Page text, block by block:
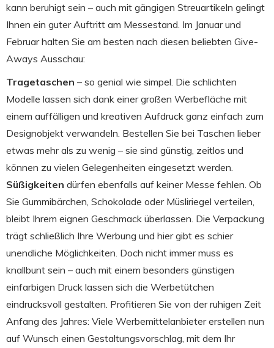
kann beruhigt sein – auch mit gängigen Streuartikeln gelingt
Ihnen ein guter Auftritt am Messestand. Im Januar und
Februar halten Sie am besten nach diesen beliebten Give-
Aways Ausschau:
Tragetaschen – so genial wie simpel. Die schlichten
Modelle lassen sich dank einer großen Werbefläche mit
einem auffälligen und kreativen Aufdruck ganz einfach zum
Designobjekt verwandeln. Bestellen Sie bei Taschen lieber
etwas mehr als zu wenig – sie sind günstig, zeitlos und
können zu vielen Gelegenheiten eingesetzt werden.
Süßigkeiten dürfen ebenfalls auf keiner Messe fehlen. Ob
Sie Gummibärchen, Schokolade oder Müsliriegel verteilen,
bleibt Ihrem eignen Geschmack überlassen. Die Verpackung
trägt schließlich Ihre Werbung und hier gibt es schier
unendliche Möglichkeiten. Doch nicht immer muss es
knallbunt sein – auch mit einem besonders günstigen
einfarbigen Druck lassen sich die Werbetütchen
eindrucksvoll gestalten. Profitieren Sie von der ruhigen Zeit
Anfang des Jahres: Viele Werbemittelanbieter erstellen nun
auf Wunsch einen Gestaltungsvorschlag, mit dem Ihr